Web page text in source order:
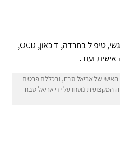
אריאל סבח, עו''ס, מטפל רגשי, טיפול בחרדה, דיכאון, OCD,
ועוד.
של אריאל סבח, ובכללם פרטים
נוסחו על ידי אריאל סבח